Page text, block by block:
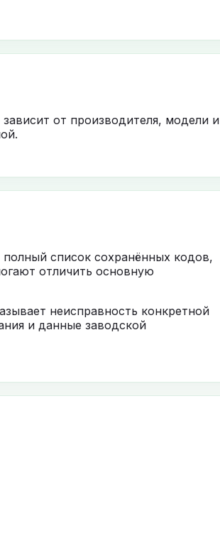
от производителя, модели и
список сохранённых кодов,
отличить основную
неисправность конкретной
и данные заводской